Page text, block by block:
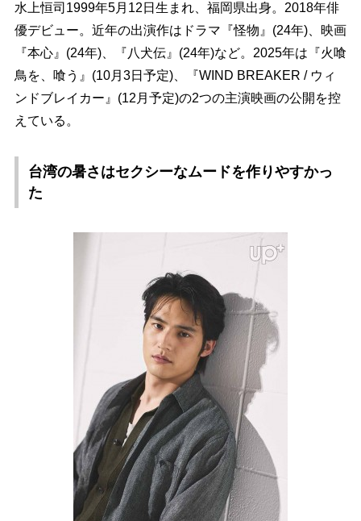
水上恒司1999年5月12日生まれ、福岡県出身。2018年俳
優デビュー。近年の出演作はドラマ『怪物』(24年)、映画
『本心』(24年)、『八犬伝』(24年)など。2025年は『火喰
鳥を、喰う』(10月3日予定)、『WIND BREAKER / ウィ
ンドブレイカー』(12月予定)の2つの主演映画の公開を控
えている。
台湾の暑さはセクシーなムードを作りやすかっ
た